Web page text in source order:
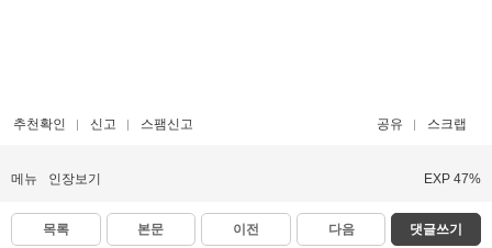
추천확인 신고 스팸신고 공유 스크랩
메뉴 인장보기 EXP 47%
목록 본문 이전 다음 댓글쓰기